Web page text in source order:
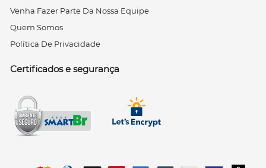
Venha Fazer Parte Da Nossa Equipe
Quem Somos
Política De Privacidade
Certificados e segurança